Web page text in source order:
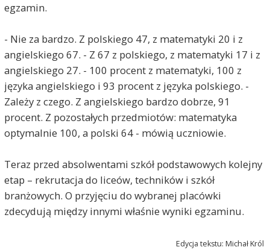
egzamin.
- Nie za bardzo. Z polskiego 47, z matematyki 20 i z
angielskiego 67. - Z 67 z polskiego, z matematyki 17 i z
angielskiego 27. - 100 procent z matematyki, 100 z
języka angielskiego i 93 procent z języka polskiego. -
Zależy z czego. Z angielskiego bardzo dobrze, 91
procent. Z pozostałych przedmiotów: matematyka
optymalnie 100, a polski 64 - mówią uczniowie.
Teraz przed absolwentami szkół podstawowych kolejny
etap – rekrutacja do liceów, techników i szkół
branżowych. O przyjęciu do wybranej placówki
zdecydują między innymi właśnie wyniki egzaminu.
Edycja tekstu: Michał Król